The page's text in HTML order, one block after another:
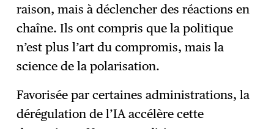
raison, mais à déclencher des réactions en
chaîne. Ils ont compris que la politique
n’est plus l’art du compromis, mais la
science de la polarisation.
Favorisée par certaines administrations, la
dérégulation de l’IA accélère cette